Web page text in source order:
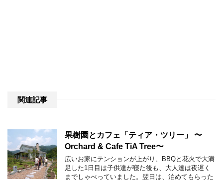
関連記事
果樹園とカフェ「ティア・ツリー」 〜
Orchard & Cafe TiA Tree〜
広いお家にテンションが上がり、BBQと花火で大満
足した1日目は子供達が寝た後も、大人達は夜遅く
までしゃべっていました。翌日は、泊めてもらった